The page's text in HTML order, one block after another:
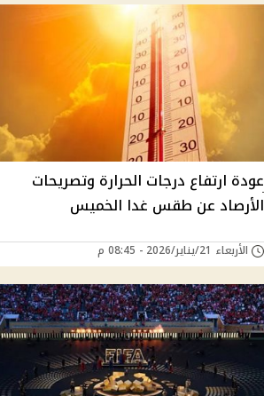
عودة ارتفاع درجات الحرارة وتصريحات
الأرصاد عن طقس غدا الخميس
الأربعاء 21/يناير/2026 - 08:45 م